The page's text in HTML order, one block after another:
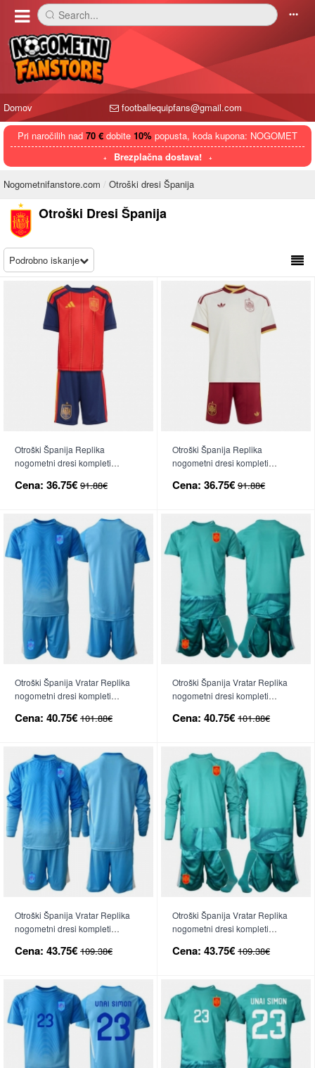
󰅼 Search... 󰄒
Domov footballequipfans@gmail.com
Pri naročilih nad 70 € dobite 10% popusta, koda kupona: NOGOMET
Brezplačna dostava!
Nogometnifanstore.com Otroški dresi Španija
Otroški Dresi Španija
Podrobno iskanje
Otroški Španija Replika
nogometni dresi kompleti
(+ hlače)
Cena: 36.75€ 91.88€
Otroški Španija Replika
nogometni dresi kompleti
(+ hlače)
Cena: 36.75€ 91.88€
Otroški Španija Vratar Replika
nogometni dresi kompleti
(+ hlače)
Cena: 40.75€ 101.88€
Otroški Španija Vratar Replika
nogometni dresi kompleti
(+ hlače)
Cena: 40.75€ 101.88€
Otroški Španija Vratar Replika
nogometni dresi kompleti
hlače)
Cena: 43.75€ 109.38€
Otroški Španija Vratar Replika
nogometni dresi kompleti
(+ hlače)
Cena: 43.75€ 109.38€